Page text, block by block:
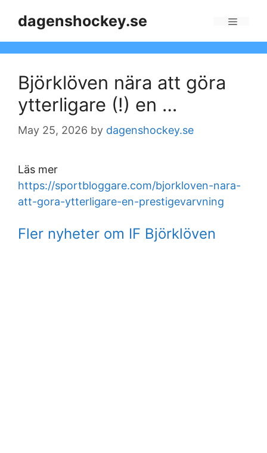
dagenshockey.se
Björklöven nära att göra
ytterligare (!) en …
May 25, 2026 by dagenshockey.se
Läs mer
https://sportbloggare.com/bjorkloven-nara-
att-gora-ytterligare-en-prestigevarvning
Fler nyheter om IF Björklöven